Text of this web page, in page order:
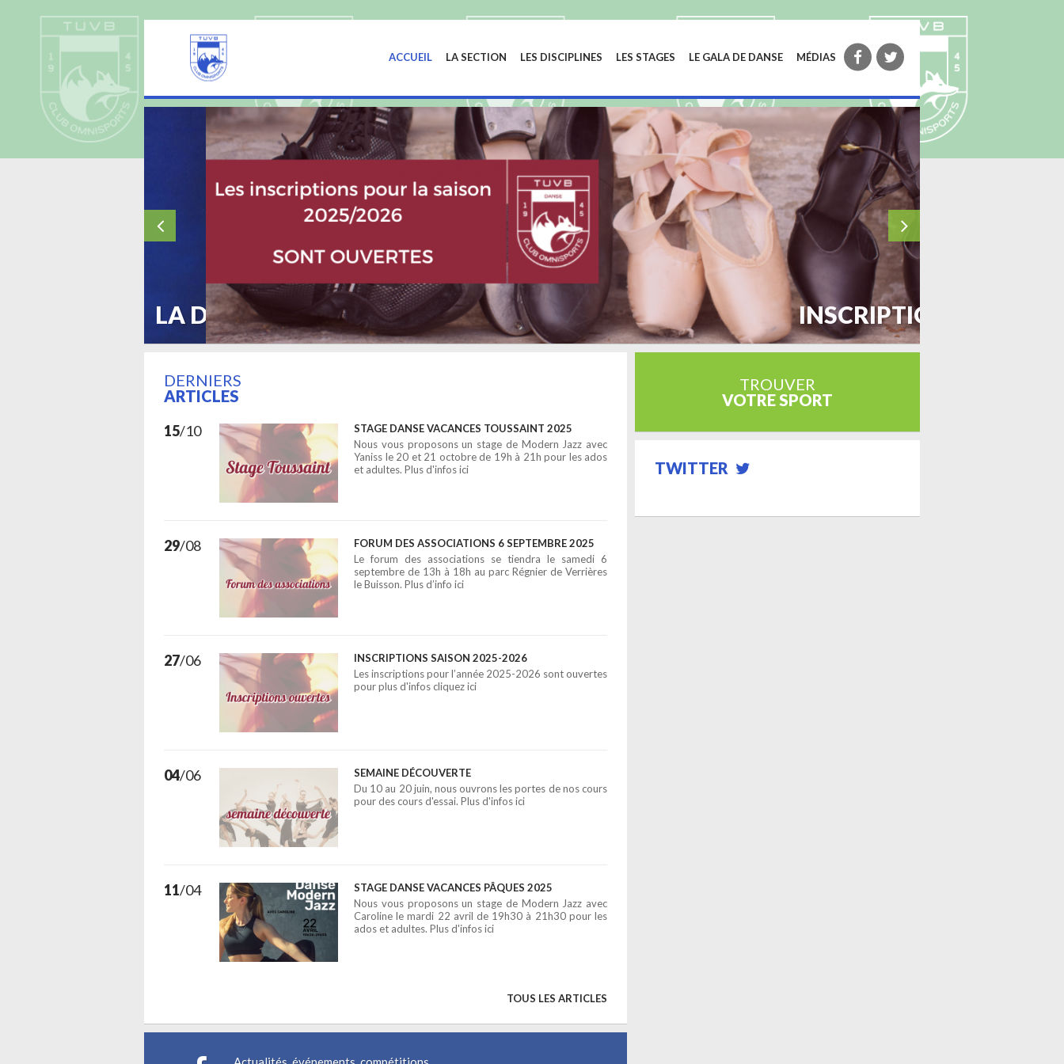
ACCUEIL LA SECTION LES DISCIPLINES LES STAGES LE GALA DE DANSE MÉDIAS
LA DANSE CLASSIQUE
DERNIERS
ARTICLES
15/10
STAGE DANSE VACANCES TOUSSAINT 2025
Nous vous proposons un stage de Modern Jazz avec
Yaniss le 20 et 21 octobre de 19h à 21h pour les ados
et adultes. Plus d'infos ici
29/08
FORUM DES ASSOCIATIONS 6 SEPTEMBRE 2025
Le forum des associations se tiendra le samedi 6
septembre de 13h à 18h au parc Régnier de Verrières
le Buisson. Plus d’info ici
27/06
INSCRIPTIONS SAISON 2025-2026
Les inscriptions pour l’année 2025-2026 sont ouvertes
pour plus d'infos cliquez ici
04/06
SEMAINE DÉCOUVERTE
Du 10 au 20 juin, nous ouvrons les portes de nos cours
pour des cours d'essai. Plus d'infos ici
11/04
STAGE DANSE VACANCES PÂQUES 2025
Nous vous proposons un stage de Modern Jazz avec
Caroline le mardi 22 avril de 19h30 à 21h30 pour les
ados et adultes. Plus d'infos ici
TOUS LES ARTICLES
TROUVER
VOTRE SPORT
TWITTER